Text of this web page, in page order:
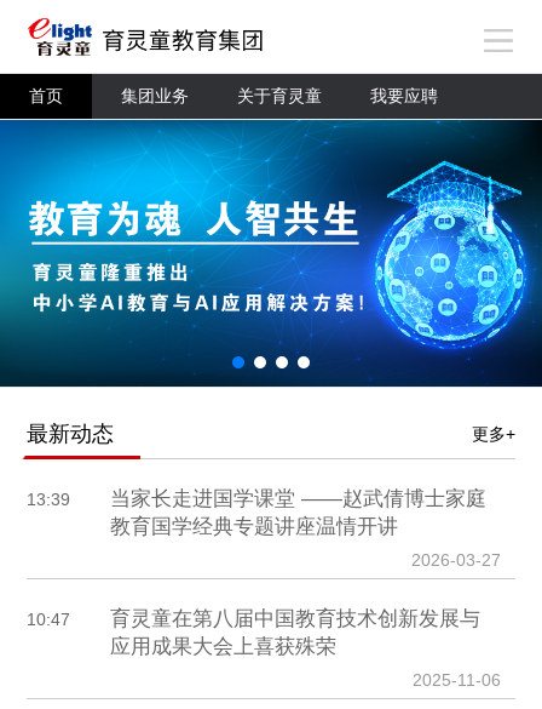
首页 集团业务 关于育灵童 我要应聘
最新动态 更多+
13:39
当家长走进国学课堂 ——赵武倩博士家庭
教育国学经典专题讲座温情开讲
2026-03-27
10:47
育灵童在第八届中国教育技术创新发展与
应用成果大会上喜获殊荣
2025-11-06